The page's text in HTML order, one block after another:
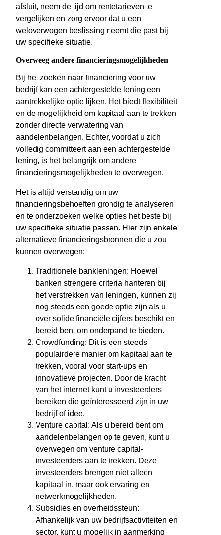
afsluit, neem de tijd om rentetarieven te
vergelijken en zorg ervoor dat u een
weloverwogen beslissing neemt die past bij
uw specifieke situatie.
Overweeg andere financieringsmogelijkheden
Bij het zoeken naar financiering voor uw
bedrijf kan een achtergestelde lening een
aantrekkelijke optie lijken. Het biedt flexibiliteit
en de mogelijkheid om kapitaal aan te trekken
zonder directe verwatering van
aandelenbelangen. Echter, voordat u zich
volledig committeert aan een achtergestelde
lening, is het belangrijk om andere
financieringsmogelijkheden te overwegen.
Het is altijd verstandig om uw
financieringsbehoeften grondig te analyseren
en te onderzoeken welke opties het beste bij
uw specifieke situatie passen. Hier zijn enkele
alternatieve financieringsbronnen die u zou
kunnen overwegen:
Traditionele bankleningen: Hoewel
banken strengere criteria hanteren bij
het verstrekken van leningen, kunnen zij
nog steeds een goede optie zijn als u
over solide financiële cijfers beschikt en
bereid bent om onderpand te bieden.
Crowdfunding: Dit is een steeds
populairdere manier om kapitaal aan te
trekken, vooral voor start-ups en
innovatieve projecten. Door de kracht
van het internet kunt u investeerders
bereiken die geïnteresseerd zijn in uw
bedrijf of idee.
Venture capital: Als u bereid bent om
aandelenbelangen op te geven, kunt u
overwegen om venture capital-
investeerders aan te trekken. Deze
investeerders brengen niet alleen
kapitaal in, maar ook ervaring en
netwerkmogelijkheden.
Subsidies en overheidssteun:
Afhankelijk van uw bedrijfsactiviteiten en
sector, kunt u mogelijk in aanmerking